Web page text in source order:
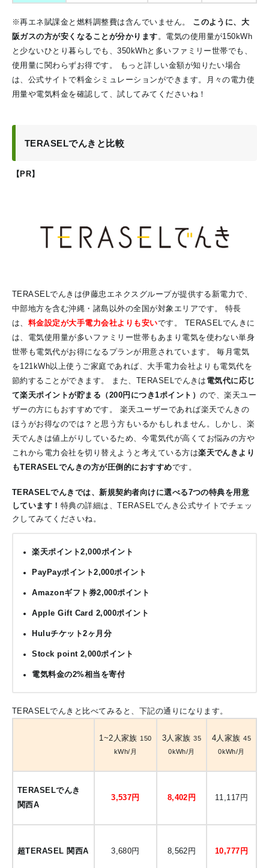
※再エネ賦課金と燃料調整費は含んでいません。 このように、大
阪ガスの方が安くなることが分かります 。電気の使用量が150kWh
と少ないひとり暮らしでも、350kWhと多いファミリー世帯でも、
使用量に関わらずお得です。 もっと詳しい金額が知りたい場合
は、公式サイトで料金シミュレーションができます。月々の電力使
用量や電気料金を確認して、試してみてくださいね！
TERASELでんきと比較
【PR】
TERASELでんきは伊藤忠エネクスグループが提供する新電力で、
中部地方を含む沖縄・諸島以外の全国が対象エリアです。 特長
は、 料金設定が大手電力会社よりも安いです。 TERASELでんきに
は、電気使用量が多いファミリー世帯もあまり電気を使わない単身
世帯も電気代がお得になるプランが用意されています。 毎月電気
を121kWh以上使うご家庭であれば、大手電力会社よりも電気代を
節約することができます。 また、TERASELでんきは 電気代に応じ
て楽天ポイントが貯まる（200円につき1ポイント） ので、楽天ユー
ザーの方にもおすすめです。 楽天ユーザーであれば楽天でんきの
ほうがお得なのでは？と思う方もいるかもしれません。しかし、楽
天でんきは値上がりしているため、今電気代が高くてお悩みの方や
これから電力会社を切り替えようと考えている方は楽天でんきより
もTERASELでんきの方が圧倒的におすすめです。
TERASELでんきでは、新規契約者向けに選べる7つの特典を用意
しています！ 特典の詳細は、TERASELでんき公式サイトでチェッ
クしてみてくださいね。
楽天ポイント2,000ポイント
PayPayポイント2,000ポイント
Amazonギフト券2,000ポイント
Apple Gift Card 2,000ポイント
Huluチケット2ヶ月分
Stock point 2,000ポイント
電気料金の2%相当を寄付
TERASELでんきと比べてみると、下記の通りになります。
1~2人家族150
kWh/月
3人家族35
0kWh/月
4人家族45
0kWh/月
TERASELでんき
関西A
3,537円 8,402円 11,117円
超TERASEL 関西A 3,680円 8,562円 10,777円